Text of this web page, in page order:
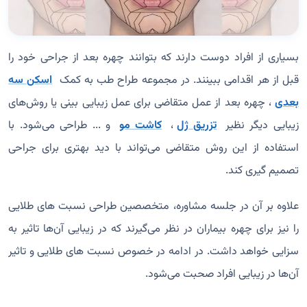
بسیاری از افراد دوست دارند که بتوانند چهره بعد از جراحی خود را
قبل از هر اقدامی ببینند. در مجموعه طراح طب به کمک اسکن سه
بعدی ، چهره بعد از عمل متقاضی برای عمل زیبایی بینی یا روش‌های
زیبایی دیگر نظیر تزریق ژل ، کاشت مو و ... طراحی می‌شود. با
استفاده از این روش متقاضی می‌تواند با دید بهتری برای جراحی
تصمیم گیری کند.
علاوه بر آن در جلسه مشاوره، متخصصین طراحی نسبت‌ های طلایی
را نیز برای چهره بیماران در نظر می‌گیرند که در زیبایی آ‌ن‌ها تاثیر به
سزایی خواهد داشت. در ادامه در خصوص نسبت‌ های طلایی و تاثیر
آن‌ها در زیبایی افراد صحبت می‌شود.